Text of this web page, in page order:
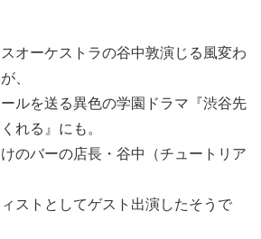
オーケストラの谷中敦演じる風変わ
、
ルを送る異色の学園ドラマ『渋谷先
れる』にも。
のバーの店長・谷中（チュートリア
ストとしてゲスト出演したそうで